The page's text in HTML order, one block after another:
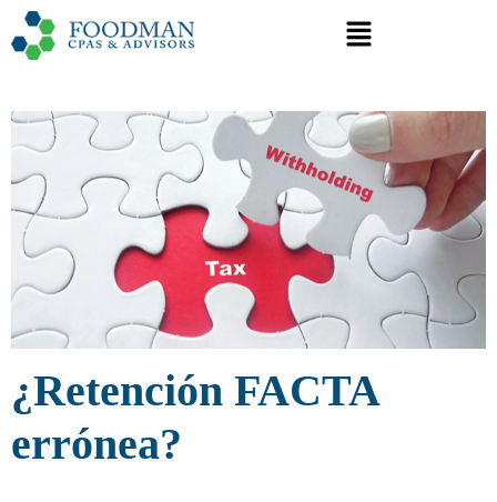
¿Retención FACTA
errónea?